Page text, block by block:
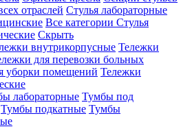
отраслей Стулья лабораторные
Все категории Стулья
Скрыть
внутрикорпусные Тележки
для перевозки больных
уборки помещений Тележки
лабораторные Тумбы под
Тумбы подкатные Тумбы